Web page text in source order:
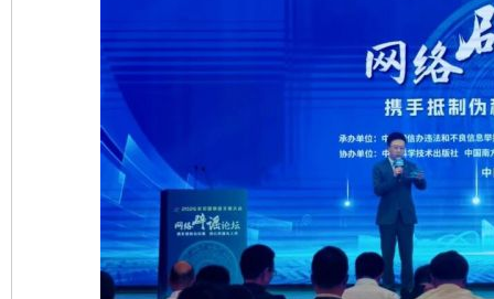
东山县通报“牛蛙产品抗生素超标问题” 法